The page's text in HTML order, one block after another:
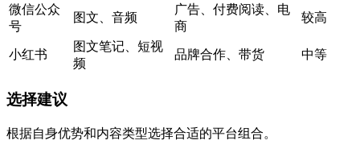
微信公众
号
图文、音频
广告、付费阅读、电
商
较高
小红书
图文笔记、短视
频
品牌合作、带货 中等
选择建议
根据自身优势和内容类型选择合适的平台组合。